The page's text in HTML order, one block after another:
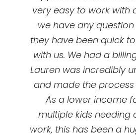
friendly and the doctor
happy with my teeth
can’t beat the price!
and low pricing! I
everyone to come
always doing patient
events that are so fun!
your spouse, your
neighbors, BRING
at UOC and they’ve
First appointment is
evaluate your teeth
about braces option
prices/ plans. My dental
not cover braces for
not to when I made
even if I switched my
it would be a nice
with the kids, very
approachable. The
very easy to work with
we have any
they have been quick
with us. We had a
Lauren was incredibly
and made the process
As a lower income